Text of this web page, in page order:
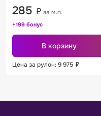
285 ₽ за м.п.
+199 бонус
В корзину
Цена за рулон: 9 975 ₽